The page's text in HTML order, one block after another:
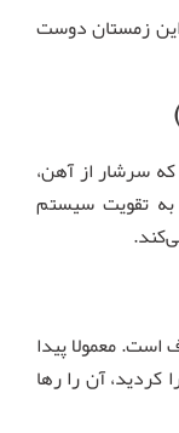
این زمستان دوست
سرشار از آهن،
به تقویت سیستم
معمولا پیدا
آن را رها